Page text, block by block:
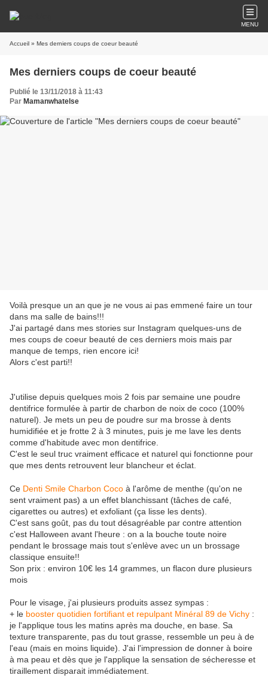
MENU
Accueil » Mes derniers coups de coeur beauté
Mes derniers coups de coeur beauté
Publié le 13/11/2018 à 11:43
Par Mamanwhatelse
Voilà presque un an que je ne vous ai pas emmené faire un tour
dans ma salle de bains!!!
J'ai partagé dans mes stories sur Instagram quelques-uns de
mes coups de coeur beauté de ces derniers mois mais par
manque de temps, rien encore ici!
Alors c'est parti!!
J'utilise depuis quelques mois 2 fois par semaine une poudre
dentifrice formulée à partir de charbon de noix de coco (100%
naturel). Je mets un peu de poudre sur ma brosse à dents
humidifiée et je frotte 2 à 3 minutes, puis je me lave les dents
comme d'habitude avec mon dentifrice.
C'est le seul truc vraiment efficace et naturel qui fonctionne pour
que mes dents retrouvent leur blancheur et éclat.
Ce Denti Smile Charbon Coco à l'arôme de menthe (qu'on ne
sent vraiment pas) a un effet blanchissant (tâches de café,
cigarettes ou autres) et exfoliant (ça lisse les dents).
C'est sans goût, pas du tout désagréable par contre attention
c'est Halloween avant l'heure : on a la bouche toute noire
pendant le brossage mais tout s'enlève avec un un brossage
classique ensuite!!
Son prix : environ 10€ les 14 grammes, un flacon dure plusieurs
mois
Pour le visage, j'ai plusieurs produits assez sympas :
+ le booster quotidien fortifiant et repulpant Minéral 89 de Vichy :
je l'applique tous les matins après ma douche, en base. Sa
texture transparente, pas du tout grasse, ressemble un peu à de
l'eau (mais en moins liquide). J'ai l'impression de donner à boire
à ma peau et dès que je l'applique la sensation de sécheresse et
tiraillement disparait immédiatement.